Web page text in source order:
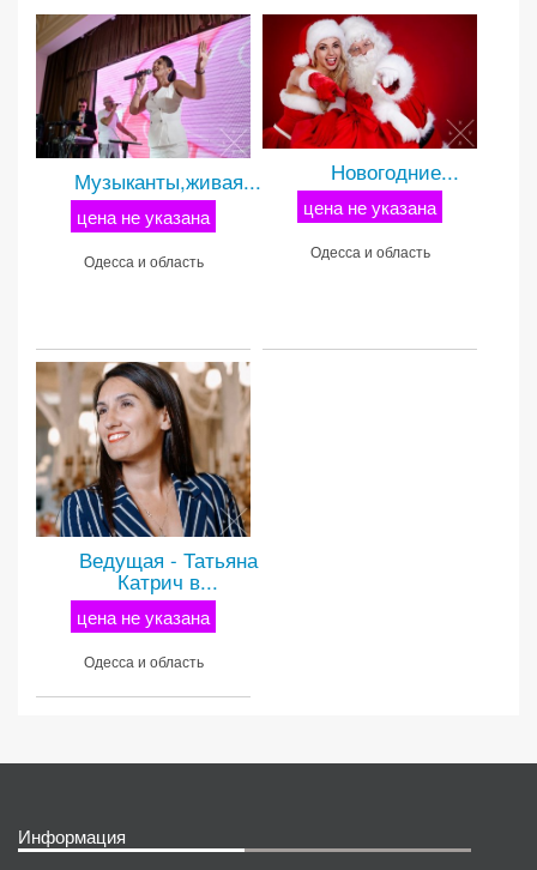
Музыканты,живая...
цена не указана
Одесса и область
Новогодние...
цена не указана
Одесса и область
Ведущая - Татьяна
Катрич в...
цена не указана
Одесса и область
Информация